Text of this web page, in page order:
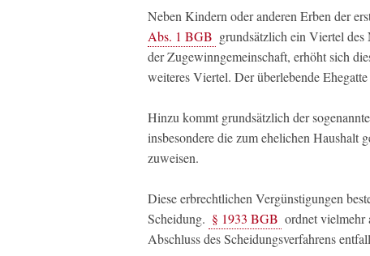
Neben Kindern oder anderen Erben der
Abs. 1 BGB grundsätzlich ein Viertel des
der Zugewinngemeinschaft, erhöht sich
weiteres Viertel. Der überlebende
Hinzu kommt grundsätzlich der
insbesondere die zum ehelichen Haushalt
zuweisen.
Diese erbrechtlichen Vergünstigungen
Scheidung. § 1933 BGB ordnet vielmehr
Abschluss des Scheidungsverfahrens